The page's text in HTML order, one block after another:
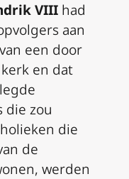
VIII had
aan
een door
en dat
die zou
die
de
werden